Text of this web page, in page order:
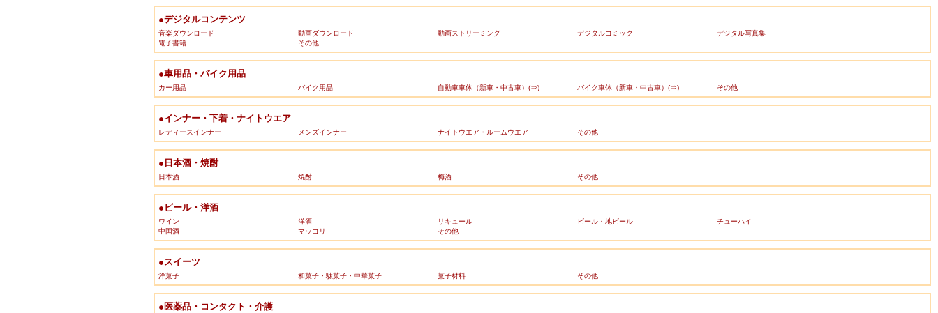
●デジタルコンテンツ
音楽ダウンロード 動画ダウンロード 動画ストリーミング デジタルコミック
デジタル写真集
電子書籍
その他
●車用品・バイク用品
カー用品 バイク用品 自動車車体（新車・中古車）(⇒) バイク車体（新車・中古車）(⇒) その他
●インナー・下着・ナイトウエア
レディースインナー メンズインナー ナイトウエア・ルームウエア その他
●日本酒・焼酎
日本酒 焼酎 梅酒 その他
●ビール・洋酒
ワイン 洋酒 リキュール ビール・地ビール
チューハイ
中国酒
マッコリ その他
●スイーツ
洋菓子 和菓子・駄菓子・中華菓子 菓子材料 その他
●医薬品・コンタクト・介護